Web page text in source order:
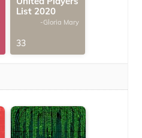
List 2020
-Gloria Mary
33